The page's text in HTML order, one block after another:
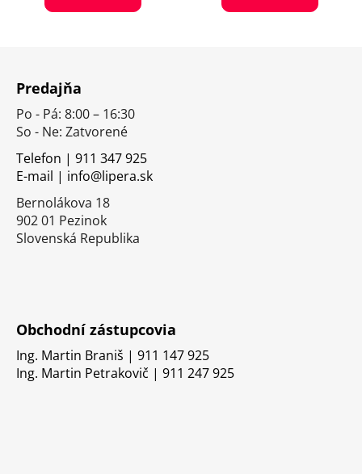
Predajňa
Po - Pá: 8:00 – 16:30
So - Ne: Zatvorené
Telefon | 911 347 925
E-mail | info@lipera.sk
Bernolákova 18
902 01 Pezinok
Slovenská Republika
Obchodní zástupcovia
Ing. Martin Braniš | 911 147 925
Ing. Martin Petrakovič | 911 247 925